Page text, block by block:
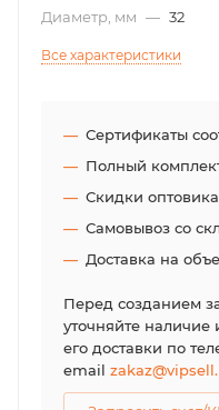
Диаметр, мм — 32
Все характеристики
Сертификаты
Полный
Скидки
Самовывоз со
Доставка на
Перед созданием
уточняйте наличие
его доставки по
email